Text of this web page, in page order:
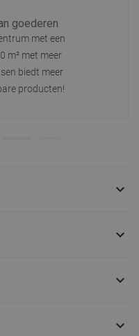
goederen
met een
m² met meer
biedt meer
producten!



